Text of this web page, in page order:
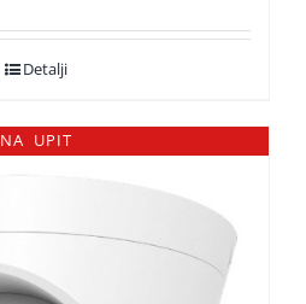
Detalji
NA UPIT